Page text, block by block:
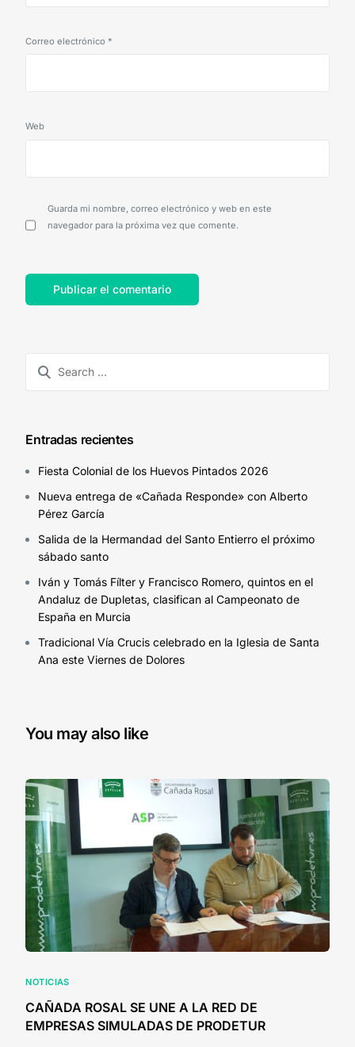
Correo electrónico *
Web
Guarda mi nombre, correo electrónico y web en este
navegador para la próxima vez que comente.
Entradas recientes
Fiesta Colonial de los Huevos Pintados 2026
Nueva entrega de «Cañada Responde» con Alberto
Pérez García
Salida de la Hermandad del Santo Entierro el próximo
sábado santo
Iván y Tomás Fílter y Francisco Romero, quintos en el
Andaluz de Dupletas, clasifican al Campeonato de
España en Murcia
Tradicional Vía Crucis celebrado en la Iglesia de Santa
Ana este Viernes de Dolores
You may also like
NOTICIAS
CAÑADA ROSAL SE UNE A LA RED DE
EMPRESAS SIMULADAS DE PRODETUR